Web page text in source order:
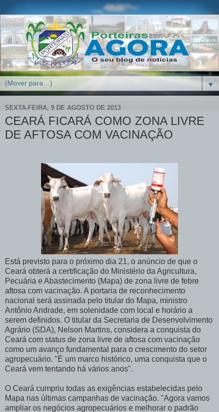
▼
SEXTA-FEIRA, 9 DE AGOSTO DE 2013
CEARÁ FICARÁ COMO ZONA LIVRE
DE AFTOSA COM VACINAÇÃO
Está previsto para o próximo dia 21, o anúncio de que o
Ceará obterá a certificação do Ministério da Agricultura,
Pecuária e Abastecimento (Mapa) de zona livre de febre
aftosa com vacinação. A portaria de reconhecimento
nacional será assinada pelo titular do Mapa, ministro
Antônio Andrade, em solenidade com local e horário a
serem definidos. O titular da Secretaria de Desenvolvimento
Agrário (SDA), Nelson Martins, considera a conquista do
Ceará com status de zona livre de aftosa com vacinação
como um avanço fundamental para o crescimento do setor
agropecuário. "É um marco histórico, uma conquista que o
Ceará vem tentando há vários anos".
O Ceará cumpriu todas as exigências estabelecidas pelo
Mapa nas últimas campanhas de vacinação. "Agora vamos
ampliar os negócios agropecuários e melhorar o padrão